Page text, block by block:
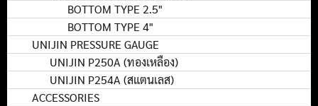
BOTTOM TYPE 2.5"
BOTTOM TYPE 4"
UNIJIN PRESSURE GAUGE
UNIJIN P250A (ทองเหลือง)
UNIJIN P254A (สแตนเลส)
ACCESSORIES